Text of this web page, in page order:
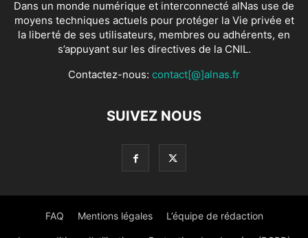
Dans un monde numérique et interconnecté alNas use de
moyens techniques actuels pour protéger la Vie privée et
la liberté de ses utilisateurs, membres ou adhérents, en
s’appuyant sur les directives de la CNIL.
Contactez-nous: contact[@]alnas.fr
SUIVEZ NOUS
FAQ Mentions légales L’équipe de rédaction